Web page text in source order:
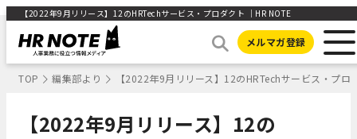
【2022年9月リリース】12のHRTechサービス・プロダクト ｜HR NOTE
メルマガ登録
TOP 編集部より 【2022年9月リリース】12のHRTechサービス・プロ
【2022年9月リリース】12の